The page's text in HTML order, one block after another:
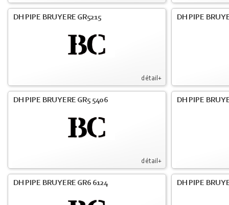
détail+
DH PIPE BRUYERE GR5215 DH PIPE
détail+
DH PIPE BRUYERE GR5 5406 DH PIPE
DH PIPE BRUYERE GR6 6124 DH PIPE